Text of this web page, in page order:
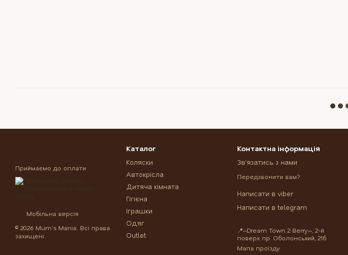
Приймаємо до оплати
Мобільна версія
© 2026 Mum's Mania. Всі права
захищені
Каталог
Коляски
Автокрісла
Дитяча кімната
Гігієна
Іграшки
Одяг
Outlet
Контактна інформація
Зв'язатись з нами
Передзвонити вам?
Написати в viber
Написати в telegram
📍«Dream Town 2 Berry», 2-й
поверх пр. Оболонський, 21б
Мапа проїзду